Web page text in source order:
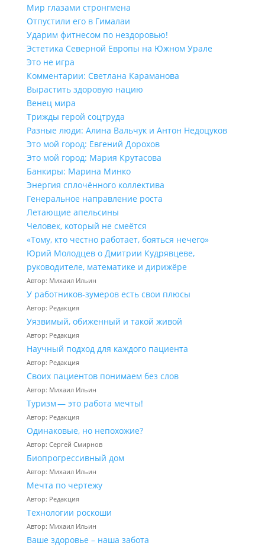
Мир глазами стронгмена
Отпустили его в Гималаи
Ударим фитнесом по нездоровью!
Эстетика Северной Европы на Южном Урале
Это не игра
Комментарии: Светлана Караманова
Вырастить здоровую нацию
Венец мира
Трижды герой соцтруда
Разные люди: Алина Вальчук и Антон Недоцуков
Это мой город: Евгений Дорохов
Это мой город: Мария Крутасова
Банкиры: Марина Минко
Энергия сплочённого коллектива
Генеральное направление роста
Летающие апельсины
Человек, который не смеётся
«Тому, кто честно работает, бояться нечего»
Юрий Молодцев о Дмитрии Кудрявцеве,
руководителе, математике и дирижёре
Автор: Михаил Ильин
У работников‑зумеров есть свои плюсы
Автор: Редакция
Уязвимый, обиженный и такой живой
Автор: Редакция
Научный подход для каждого пациента
Автор: Редакция
Своих пациентов понимаем без слов
Автор: Михаил Ильин
Туризм — это работа мечты!
Автор: Редакция
Одинаковые, но непохожие?
Автор: Сергей Смирнов
Биопрогрессивный дом
Автор: Михаил Ильин
Мечта по чертежу
Автор: Редакция
Технологии роскоши
Автор: Михаил Ильин
Ваше здоровье – наша забота